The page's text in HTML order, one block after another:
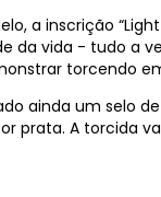
a inscrição
da vida - tudo a
torcendo
ainda um selo
prata. A torcida